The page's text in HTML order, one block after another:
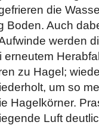
die
Boden. Auch
werden
zu Hagel;
um so
Hagelkörner.
Luft